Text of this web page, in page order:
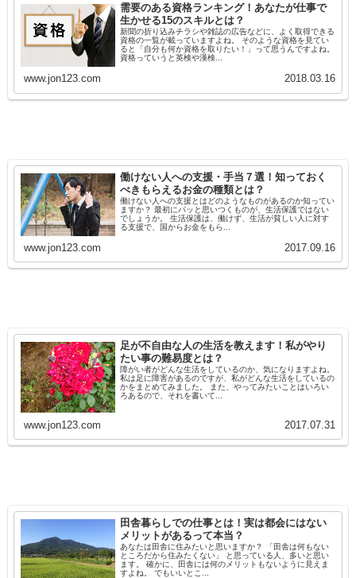
需要のある資格ランキング！あなたが仕事で
生かせる15のスキルとは？
新聞の折り込みチラシや雑誌の広告などに、よく取得できる
資格の一覧が載っていますよね。 そのような資格を見てい
ると「自分も何か資格を取りたい！」って思うんですよね。
資格っていうと英検や漢検...
www.jon123.com 2018.03.16
働けない人への支援・手当７選！知っておく
べきもらえるお金の種類とは？
働けない人への支援とはどのようなものがあるのか知ってい
ますか？ 最初にパッと思いつくものが、生活保護ではない
でしょうか。 生活保護は、働けず、生活が貧しい人に対す
る支援で、国からお金をもら...
www.jon123.com 2017.09.16
足が不自由な人の生活を教えます！私がやり
たい事の難易度とは？
障がい者がどんな生活をしているのか、気になりますよね。
私は足に障害があるのですが、私がどんな生活をしているの
かをまとめてみました。 また、やってみたいことはいろい
ろあるので、それを書いて...
www.jon123.com 2017.07.31
田舎暮らしでの仕事とは！実は都会にはない
メリットがあるって本当？
あなたは田舎に住みたいと思いますか？ 「田舎は何もない
ところだから住みたくない」 と思っている人、多いと思い
ます。 確かに、田舎には何のメリットもないように見えま
すよね。 でもいいとこ...